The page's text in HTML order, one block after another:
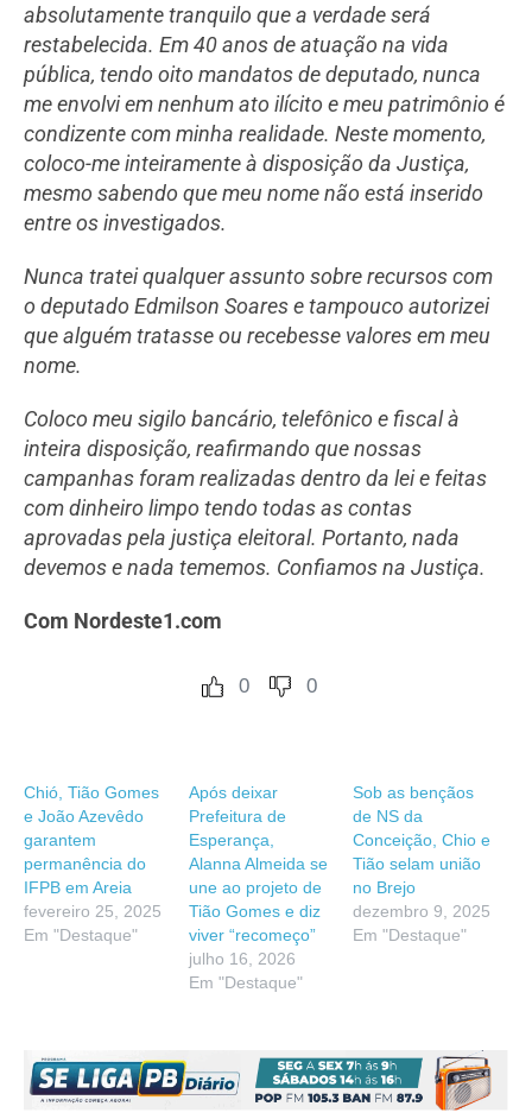
absolutamente tranquilo que a verdade será
restabelecida. Em 40 anos de atuação na vida
pública, tendo oito mandatos de deputado, nunca
me envolvi em nenhum ato ilícito e meu patrimônio é
condizente com minha realidade. Neste momento,
coloco-me inteiramente à disposição da Justiça,
mesmo sabendo que meu nome não está inserido
entre os investigados.
Nunca tratei qualquer assunto sobre recursos com
o deputado Edmilson Soares e tampouco autorizei
que alguém tratasse ou recebesse valores em meu
nome.
Coloco meu sigilo bancário, telefônico e fiscal à
inteira disposição, reafirmando que nossas
campanhas foram realizadas dentro da lei e feitas
com dinheiro limpo tendo todas as contas
aprovadas pela justiça eleitoral. Portanto, nada
devemos e nada tememos. Confiamos na Justiça.
Com Nordeste1.com
0 0
Chió, Tião Gomes
e João Azevêdo
garantem
permanência do
IFPB em Areia
fevereiro 25, 2025
Em "Destaque"
Após deixar
Prefeitura de
Esperança,
Alanna Almeida se
une ao projeto de
Tião Gomes e diz
viver “recomeço”
julho 16, 2026
Em "Destaque"
Sob as bençãos
de NS da
Conceição, Chio e
Tião selam união
no Brejo
dezembro 9, 2025
Em "Destaque"